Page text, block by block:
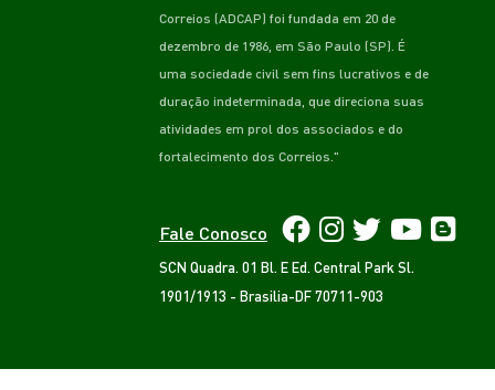
Correios (ADCAP) foi fundada em 20 de
dezembro de 1986, em São Paulo (SP). É
uma sociedade civil sem fins lucrativos e de
duração indeterminada, que direciona suas
atividades em prol dos associados e do
fortalecimento dos Correios."
Fale Conosco
SCN Quadra. 01 Bl. E Ed. Central Park Sl.
1901/1913 - Brasilia-DF 70711-903